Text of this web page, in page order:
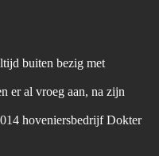
buiten bezig met
er al vroeg aan, na zijn
hoveniersbedrijf Dokter